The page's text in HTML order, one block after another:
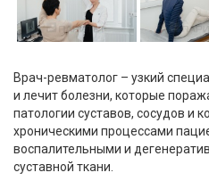
Врач-ревматолог – узкий
и лечит болезни, которые
патологии суставов, сосудов и
хроническими процессами
воспалительными и
суставной ткани.